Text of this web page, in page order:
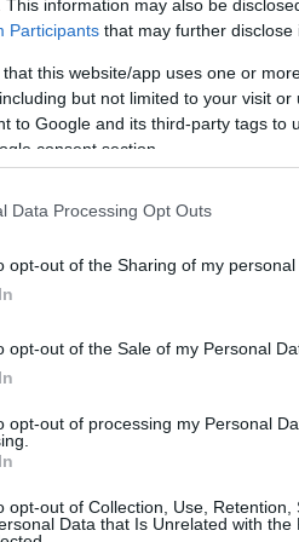
This information may also be
Participants that may further disclose
that this website/app uses one or
but not limited to your visit
to Google and its third-party tags to
consent section.
Data Processing Opt Outs
opt-out of the Sharing of my personal
opt-out of the Sale of my Personal
opt-out of processing my Personal
opt-out of Collection, Use, Retention,
Data that Is Unrelated with the
A bejegyzés
🍁🍃Évi🍃🍁